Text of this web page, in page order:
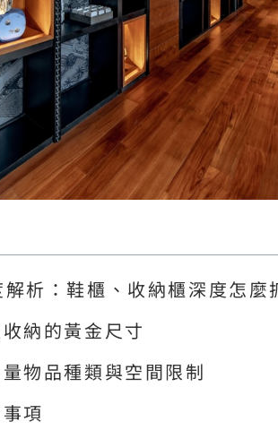
析：鞋櫃、收納櫃深度怎麼
納的黃金尺寸
物品種類與空間限制
項